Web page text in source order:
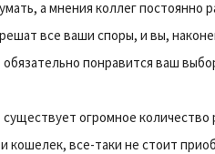
а мнения коллег постоянно
все ваши споры, и вы,
понравится ваш
огромное количество
все-таки не стоит